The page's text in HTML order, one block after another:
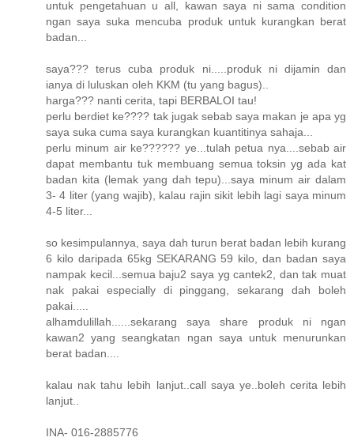
untuk pengetahuan u all, kawan saya ni sama condition
ngan saya suka mencuba produk untuk kurangkan berat
badan...
saya??? terus cuba produk ni.....produk ni dijamin dan
ianya di luluskan oleh KKM (tu yang bagus)..
harga??? nanti cerita, tapi BERBALOI tau!
perlu berdiet ke???? tak jugak sebab saya makan je apa yg
saya suka cuma saya kurangkan kuantitinya sahaja...
perlu minum air ke?????? ye...tulah petua nya....sebab air
dapat membantu tuk membuang semua toksin yg ada kat
badan kita (lemak yang dah tepu)...saya minum air dalam
3- 4 liter (yang wajib), kalau rajin sikit lebih lagi saya minum
4-5 liter...
so kesimpulannya, saya dah turun berat badan lebih kurang
6 kilo daripada 65kg SEKARANG 59 kilo, dan badan saya
nampak kecil...semua baju2 saya yg cantek2, dan tak muat
nak pakai especially di pinggang, sekarang dah boleh
pakai.....
alhamdulillah......sekarang saya share produk ni ngan
kawan2 yang seangkatan ngan saya untuk menurunkan
berat badan....
kalau nak tahu lebih lanjut..call saya ye..boleh cerita lebih
lanjut..
INA- 016-2885776